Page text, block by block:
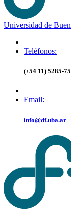
Universidad de
Teléfonos:
(+54 11) 5285-
Email:
info@df.uba.ar